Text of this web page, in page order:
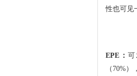
性也可见
EPE：可
（70%